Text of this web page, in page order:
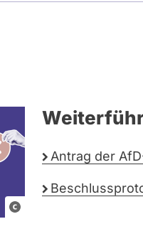
G
Antrag der